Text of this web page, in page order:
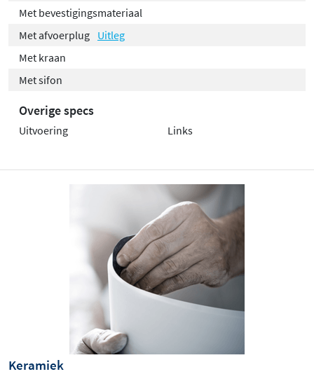
Met bevestigingsmateriaal
Met afvoerplug Uitleg
Met kraan
Met sifon
Overige specs
Uitvoering Links
Keramiek